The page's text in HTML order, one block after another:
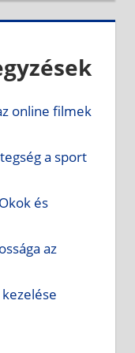
online filmek
a sport
és
az